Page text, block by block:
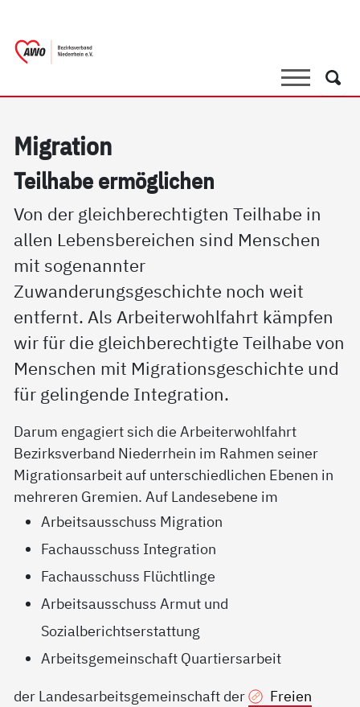
SucheSuche
Mi­g­ra­ti­on
Teil­ha­be er­mög­li­chen
Von der gleichberechtigten Teilhabe in
allen Lebensbereichen sind Menschen
mit sogenannter
Zuwanderungsgeschichte noch weit
entfernt. Als Arbeiterwohlfahrt kämpfen
wir für die gleichberechtigte Teilhabe von
Menschen mit Migrationsgeschichte und
für gelingende Integration.
Darum engagiert sich die Arbeiterwohlfahrt
Bezirksverband Niederrhein im Rahmen seiner
Migrationsarbeit auf unterschiedlichen Ebenen in
mehreren Gremien. Auf Landesebene im
Arbeitsausschuss Migration
Fachausschuss Integration
Fachausschuss Flüchtlinge
Arbeitsausschuss Armut und
Sozialberichtserstattung
Arbeitsgemeinschaft Quartiersarbeit
der Landesarbeitsgemeinschaft der
Freien